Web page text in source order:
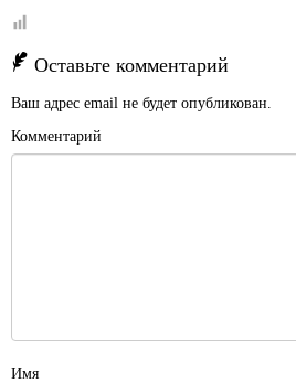
Оставьте комментарий
Ваш адрес email не будет опубликован.
Комментарий
Имя